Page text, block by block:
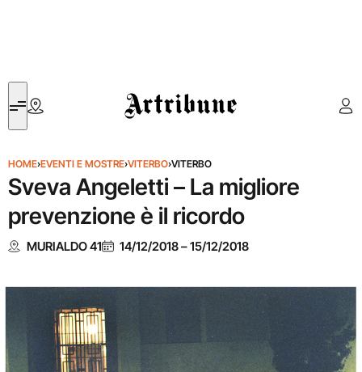
Artribune
HOME›EVENTI E MOSTRE›VITERBO›VITERBO
Sveva Angeletti – La migliore
prevenzione è il ricordo
MURIALDO 41 14/12/2018–15/12/2018